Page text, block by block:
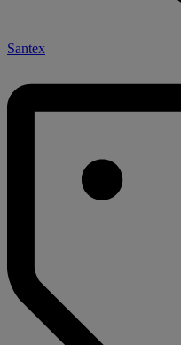
Santex